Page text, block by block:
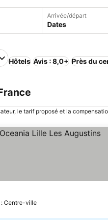
Arrivée/départ
Dates
Hôtels Avis : 8,0+ Près du
le tarif proposé et la
: Centre-ville